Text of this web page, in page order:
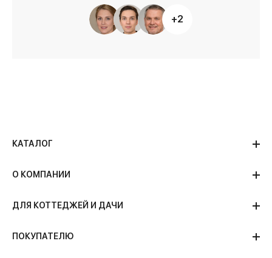
+2
КАТАЛОГ
О КОМПАНИИ
ДЛЯ КОТТЕДЖЕЙ И ДАЧИ
ПОКУПАТЕЛЮ